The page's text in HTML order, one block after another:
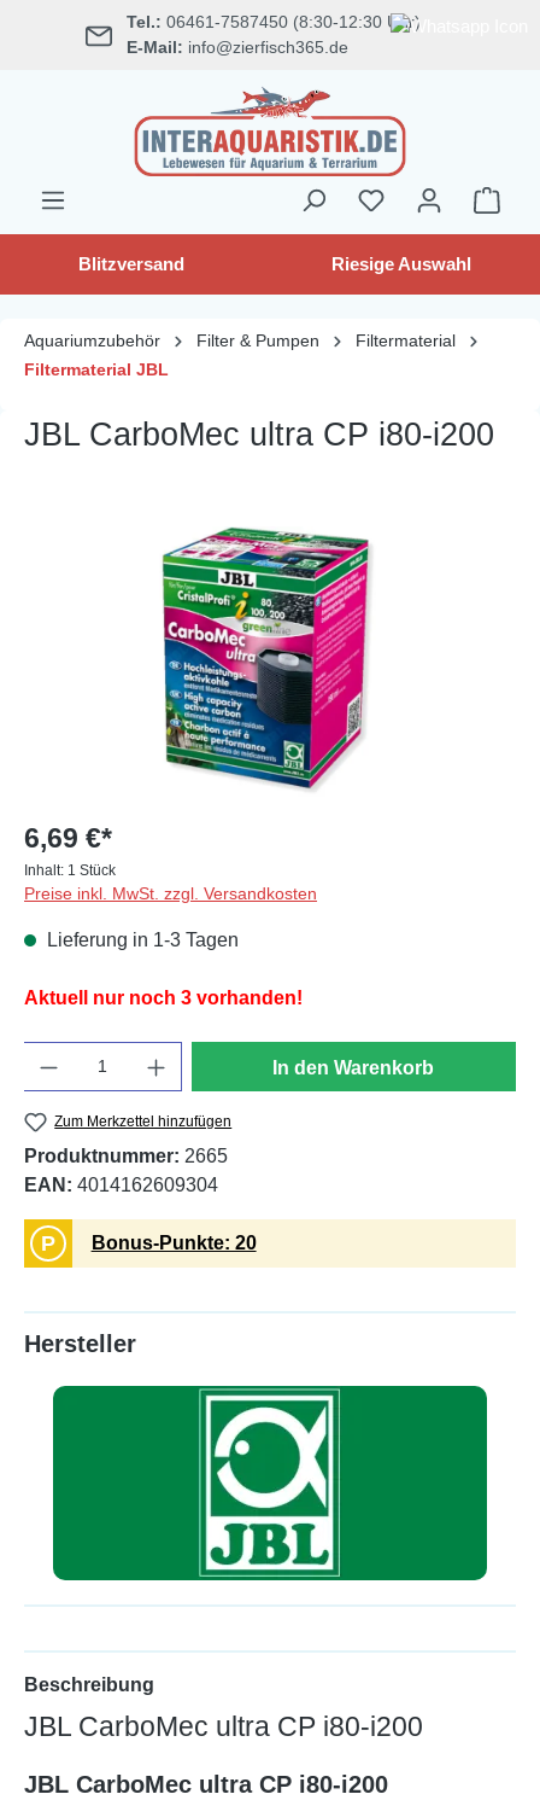
springen Tel.: 06461-7587450 (8:30-12:30 Uhr)
E-Mail: info@zierfisch365.de
Blitzversand Riesige Auswahl
Aquariumzubehör Filter & Pumpen
Filtermaterial
Filtermaterial JBL
JBL CarboMec ultra CP i80-i200
Bildergalerie überspringen
6,69 €*
Inhalt: 1 Stück
Preise inkl. MwSt. zzgl. Versandkosten
Lieferung in 1-3 Tagen
Aktuell nur noch 3 vorhanden!
In den Warenkorb
Zum Merkzettel hinzufügen
Produktnummer: 2665
EAN: 4014162609304
P Bonus-Punkte: 20
Hersteller
Beschreibung
JBL CarboMec ultra CP i80-i200
JBL CarboMec ultra CP i80-i200